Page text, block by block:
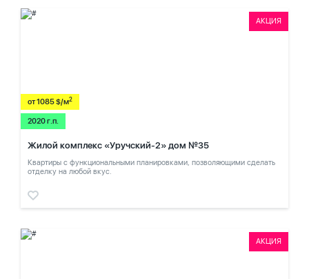
АКЦИЯ
от 1085 $/м2
2020 г.п.
Жилой комплекс «Уручский-2» дом №35
Квартиры с функциональными планировками, позволяющими сделать
отделку на любой вкус.
АКЦИЯ